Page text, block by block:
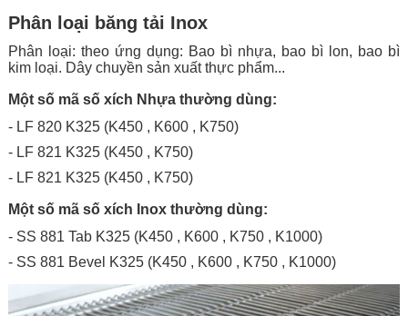
Phân loại băng tải Inox
Phân loại: theo ứng dụng: Bao bì nhựa, bao bì lon, bao bì
kim loại. Dây chuyền sản xuất thực phẩm...
Một số mã số xích Nhựa thường dùng:
- LF 820 K325 (K450 , K600 , K750)
- LF 821 K325 (K450 , K750)
- LF 821 K325 (K450 , K750)
Một số mã số xích Inox thường dùng:
- SS 881 Tab K325 (K450 , K600 , K750 , K1000)
- SS 881 Bevel K325 (K450 , K600 , K750 , K1000)